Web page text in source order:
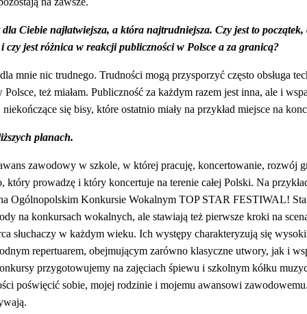
Ciebie najłatwiejsza, a która najtrudniejsza. Czy jest to początek,
czy jest różnica w reakcji publiczności w Polsce a za granicą?
mnie nic trudnego. Trudności mogą przysporzyć często obsługa
też miałam. Publiczność za każdym razem jest inna, ale i
się bisy, które ostatnio miały na przykład miejsce na
planach.
zawodowy w szkole, w której pracuję, koncertowanie, rozwój
który prowadzę i który koncertuje na terenie całej Polski. Na
Ogólnopolskim Konkursie Wokalnym TOP STAR FESTIWAL!
na konkursach wokalnych, ale stawiają też pierwsze kroki na
słuchaczy w każdym wieku. Ich występy charakteryzują się
repertuarem, obejmującym zarówno klasyczne utwory, jak i
przygotowujemy na zajęciach śpiewu i szkolnym kółku
poświęcić sobie, mojej rodzinie i mojemu awansowi